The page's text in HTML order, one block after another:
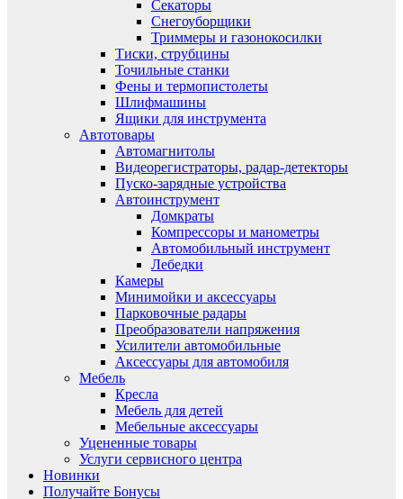
Секаторы
Снегоуборщики
Триммеры и газонокосилки
Тиски, струбцины
Точильные станки
Фены и термопистолеты
Шлифмашины
Ящики для инструмента
Автотовары
Автомагнитолы
Видеорегистраторы, радар-детекторы
Пуско-зарядные устройства
Автоинструмент
Домкраты
Компрессоры и манометры
Автомобильный инструмент
Лебедки
Камеры
Минимойки и аксессуары
Парковочные радары
Преобразователи напряжения
Усилители автомобильные
Аксессуары для автомобиля
Мебель
Кресла
Мебель для детей
Мебельные аксессуары
Уцененные товары
Услуги сервисного центра
Новинки
Получайте Бонусы